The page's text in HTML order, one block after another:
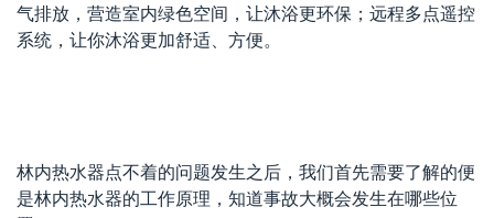
气排放，营造室内绿色空间，让沐浴更环保；远程多点遥控
系统，让你沐浴更加舒适、方便。
林内热水器点不着的问题发生之后，我们首先需要了解的便
是林内热水器的工作原理，知道事故大概会发生在哪些位